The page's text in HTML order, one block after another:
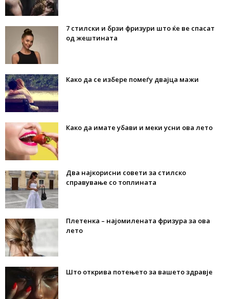
7 стилски и брзи фризури што ќе ве спасат
од жештината
Како да се избере помеѓу двајца мажи
Како да имате убави и меки усни ова лето
Два најкорисни совети за стилско
справување со топлината
Плетенка – најомилената фризура за ова
лето
Што открива потењето за вашето здравје